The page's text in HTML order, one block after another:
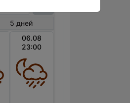
5 дней
06.08
23:00